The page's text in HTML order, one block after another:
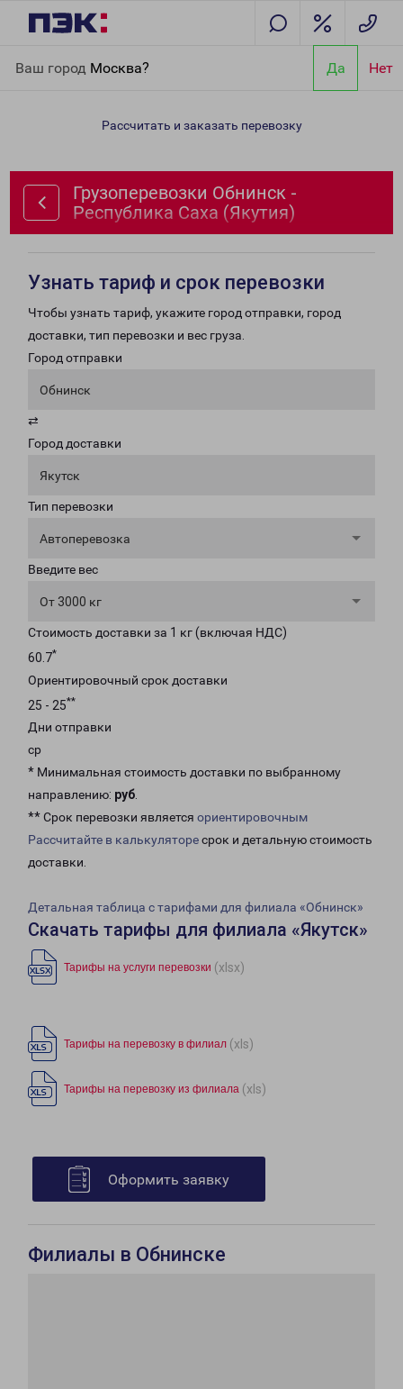
Ваш город Москва? Да Нет
Саха (Якутия)
Рассчитать и заказать перевозку
Грузоперевозки Обнинск -
Республика Саха (Якутия)
Узнать тариф и срок перевозки
Чтобы узнать тариф, укажите город отправки, город
доставки, тип перевозки и вес груза.
Город отправки
Обнинск
⇄
Город доставки
Якутск
Тип перевозки
Автоперевозка
Введите вес
От 3000 кг
Стоимость доставки за 1 кг (включая НДС)
60.7*
Ориентировочный срок доставки
25 - 25**
Дни отправки
ср
* Минимальная стоимость доставки по выбранному
направлению: руб.
** Срок перевозки является ориентировочным
Рассчитайте в калькуляторесрок и детальную стоимость
доставки.
Детальная таблица с тарифами для филиала «Обнинск»
Скачать тарифы для филиала «Якутск»
Тарифы на услуги перевозки (xlsx)
Тарифы на перевозку в филиал (xls)
Тарифы на перевозку из филиала (xls)
Оформить заявку
Филиалы в Обнинске